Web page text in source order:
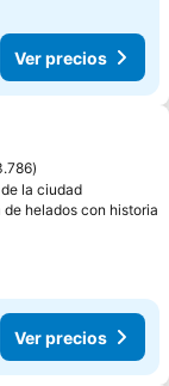
Ver precios
la ciudad
helados con historia
Ver precios